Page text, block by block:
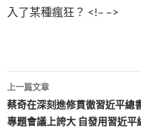
入了某種瘋狂？ <!– –>
文
章
上一篇文章
蔡奇在深刻進修貫徹習近平總
專題會議上誇大 自發用習近